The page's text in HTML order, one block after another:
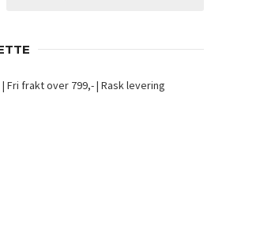
Fri frakt over 799,- | Rask levering